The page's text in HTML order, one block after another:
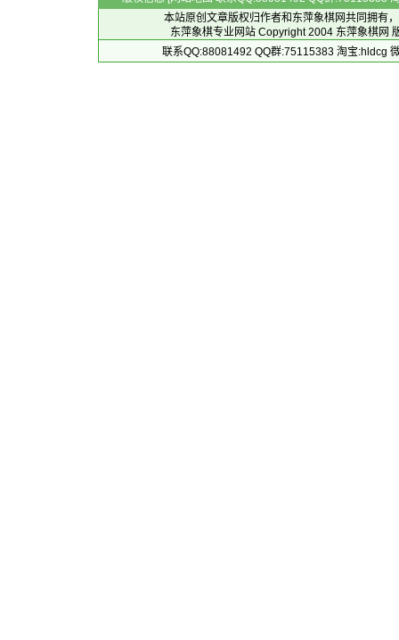
本站原创文章版权归作者和 东萍象棋网共同拥有
东萍象棋专业网站 Copyright 2004 东萍象棋网
联系QQ:88081492 QQ群:75115383 淘宝:hldcg